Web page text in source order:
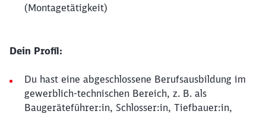
(Montagetätigkeit)
Dein Profil:
Du hast eine abgeschlossene Berufsausbildung im
gewerblich-technischen Bereich, z. B. als
Baugeräteführer:in, Schlosser:in, Tiefbauer:in,